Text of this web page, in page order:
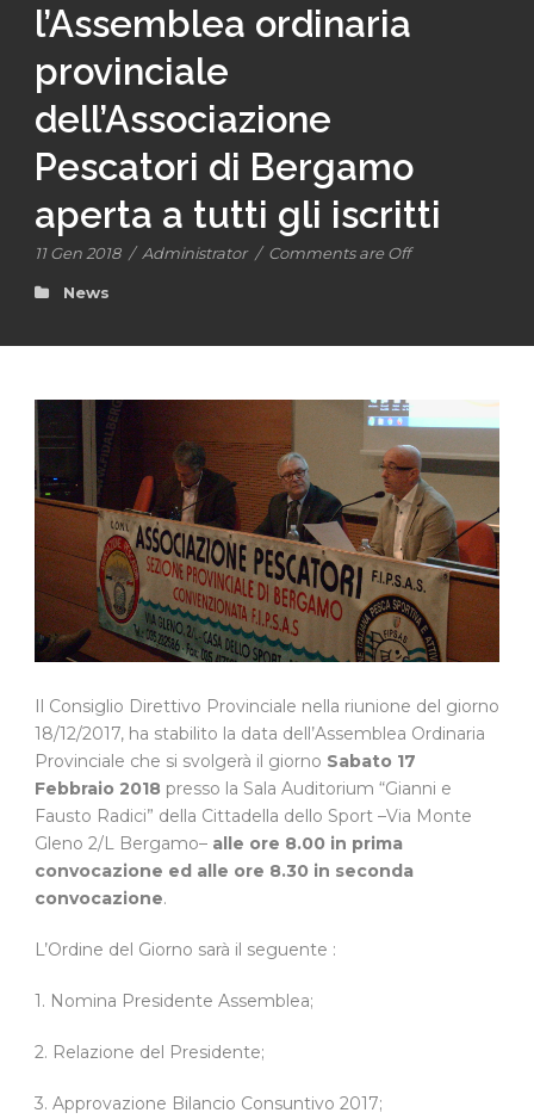
l’Assemblea ordinaria
provinciale
dell’Associazione
Pescatori di Bergamo
aperta a tutti gli iscritti
11 Gen 2018 / Administrator / Comments are Off
News
Il Consiglio Direttivo Provinciale nella riunione del giorno
18/12/2017, ha stabilito la data dell’Assemblea Ordinaria
Provinciale che si svolgerà il giorno Sabato 17
Febbraio 2018 presso la Sala Auditorium “Gianni e
Fausto Radici” della Cittadella dello Sport –Via Monte
Gleno 2/L Bergamo– alle ore 8.00 in prima
convocazione ed alle ore 8.30 in seconda
convocazione.
L’Ordine del Giorno sarà il seguente :
1. Nomina Presidente Assemblea;
2. Relazione del Presidente;
3. Approvazione Bilancio Consuntivo 2017;